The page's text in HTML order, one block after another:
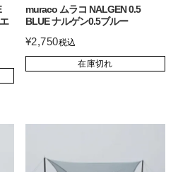
muraco ムラコ NALGEN 0.5
BLUE ナルゲン0.5ブルー
¥2,750税込
在庫切れ